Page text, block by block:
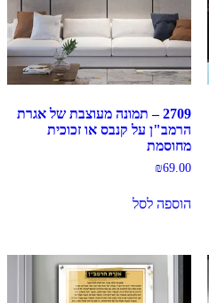
2709 – תמונה מעוצבת של אגרת
הרמב"ן על קנבס או זכוכית
מחוסמת
₪69.00
הוספה לסל